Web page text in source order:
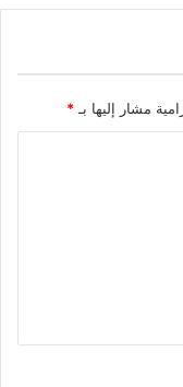
مشار إليها بـ *